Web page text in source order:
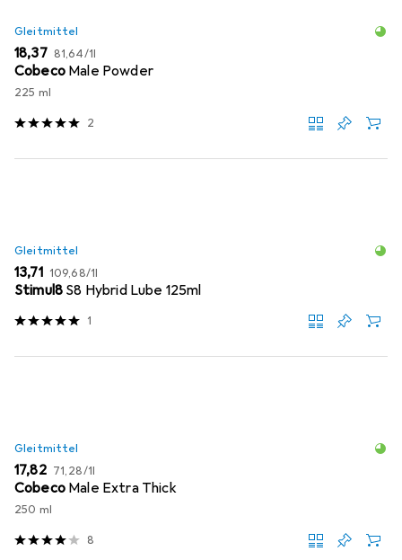
Gleitmittel
EUR
18,37 EUR
81,64/1l
Cobeco Male Powder
225 ml
2
Gleitmittel
EUR
13,71 EUR
109,68/1l
Stimul8 S8 Hybrid Lube 125ml
1
Gleitmittel
EUR
17,82 EUR
71,28/1l
Cobeco Male Extra Thick
250 ml
8